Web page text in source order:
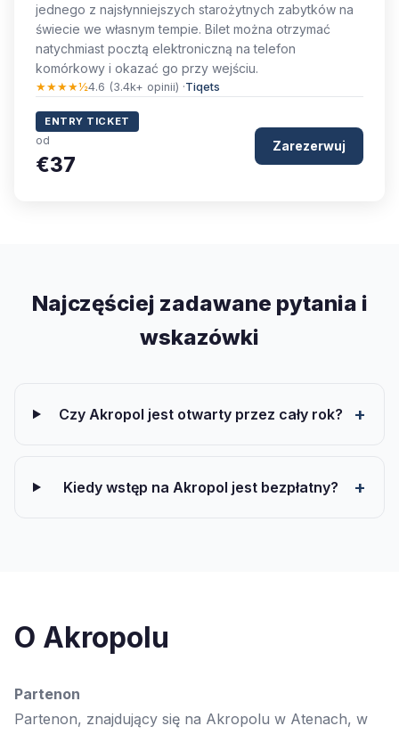
jednego z najsłynniejszych starożytnych zabytków na
świecie we własnym tempie. Bilet można otrzymać
natychmiast pocztą elektroniczną na telefon
komórkowy i okazać go przy wejściu.
★★★★½4.6 (3.4k+ opinii) ·Tiqets
ENTRY TICKET
od
€37
Zarezerwuj
Najczęściej zadawane pytania i
wskazówki
Czy Akropol jest otwarty przez cały rok?
Kiedy wstęp na Akropol jest bezpłatny?
O Akropolu
Partenon
Partenon, znajdujący się na Akropolu w Atenach, w